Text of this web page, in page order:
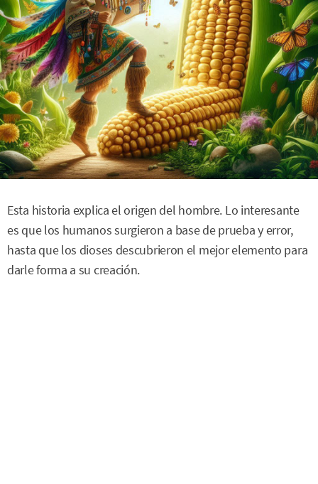
Esta historia explica el origen del hombre. Lo interesante
es que los humanos surgieron a base de prueba y error,
hasta que los dioses descubrieron el mejor elemento para
darle forma a su creación.